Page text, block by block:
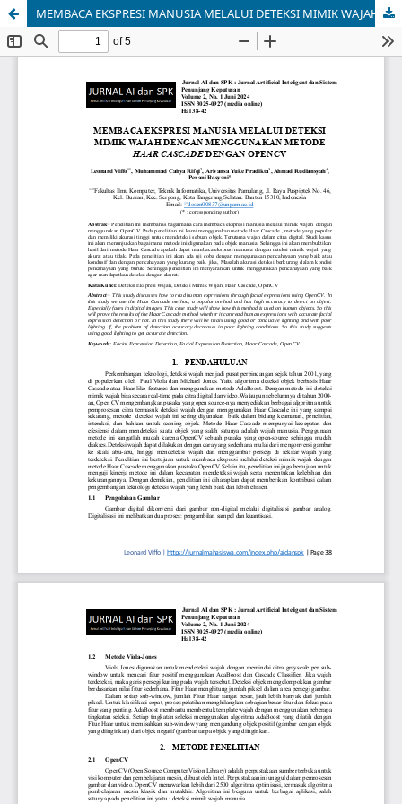
MEMBACA EKSPRESI MANUSIA MELALUI DETEKSI MIMIK WAJAH DENGAN MENGGUNAKAN METODE HAAR CASCADE DENGAN OPENCV